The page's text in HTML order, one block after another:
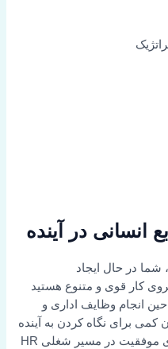
انسانی در آینده
شما در حال ایجاد
کار قوی و متنوع هستید
انجام وظایف اداری و
برای نگاه کردن به آینده
و در نظر گرفتن مهارت‌هایی که برای موفقیت در مسیر شغلی HR